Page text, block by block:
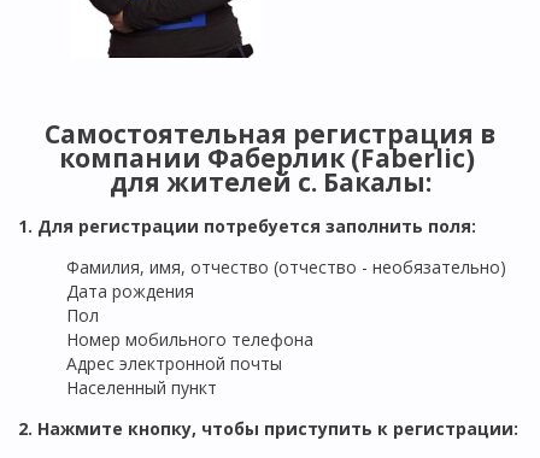
Самостоятельная регистрация в
компании Фаберлик (Faberlic)
для жителей с. Бакалы:
1. Для регистрации потребуется заполнить поля:
Фамилия, имя, отчество (отчество - необязательно)
Дата рождения
Пол
Номер мобильного телефона
Адрес электронной почты
Населенный пункт
2. Нажмите кнопку, чтобы приступить к регистрации: